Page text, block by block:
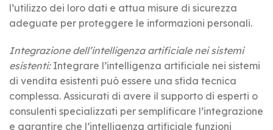
l’utilizzo dei loro dati e attua misure di sicurezza
adeguate per proteggere le informazioni personali.
Integrazione dell’intelligenza artificiale nei sistemi
esistenti:Integrare l’intelligenza artificiale nei sistemi
di vendita esistenti può essere una sfida tecnica
complessa. Assicurati di avere il supporto di esperti o
consulenti specializzati per semplificare l’integrazione
e garantire che l’intelligenza artificiale funzioni